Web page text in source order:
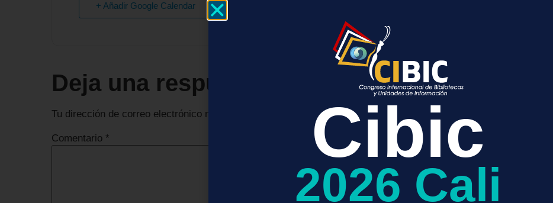
+ Añadir Google Calendar
Deja una respuesta
Tu dirección de correo electrónico no será publicada. Los campos obligatorios están marcados con
Comentario * Cibic
2026 Cali